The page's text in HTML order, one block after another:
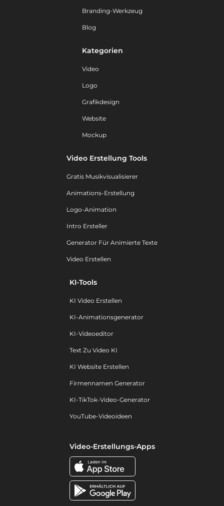
Branding-Werkzeug
Blog
Kategorien
Video
Logo
Grafikdesign
Website
Mockup
Video Erstellung Tools
Gratis Musikvisualisierer
Animations-Erstellung
Logo-Animation
Intro Ersteller
Generator Für Animierte Texte
Video Erstellen
KI-Tools
KI Video Erstellen
KI-Animationsgenerator
KI-Videoeditor
Text Zu Video KI
KI Website Erstellen
Firmennamen Generator
KI-TikTok-Video-Generator
YouTube-Videoideen
Video-Erstellungs-Apps